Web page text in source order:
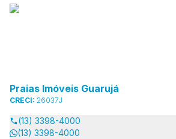
Praias Imóveis Guarujá
CRECI: 26037J
(13) 3398-4000
(13) 3398-4000